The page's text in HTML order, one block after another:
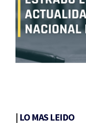
| LO MAS LEIDO